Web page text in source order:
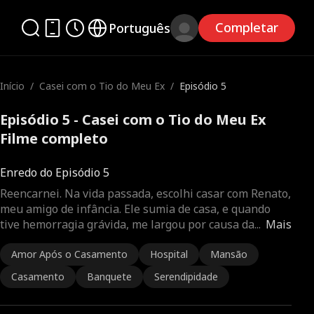
Português Completar
Início / Casei com o Tio do Meu Ex / Episódio 5
Episódio 5 - Casei com o Tio do Meu Ex
Filme completo
Enredo do Episódio 5
Mais
Reencarnei. Na vida passada, escolhi casar com Renato,
meu amigo de infância. Ele sumia de casa, e quando
tive hemorragia grávida, me largou por causa da...
Amor Após o Casamento Hospital
Mansão
Casamento
Banquete Serendipidade